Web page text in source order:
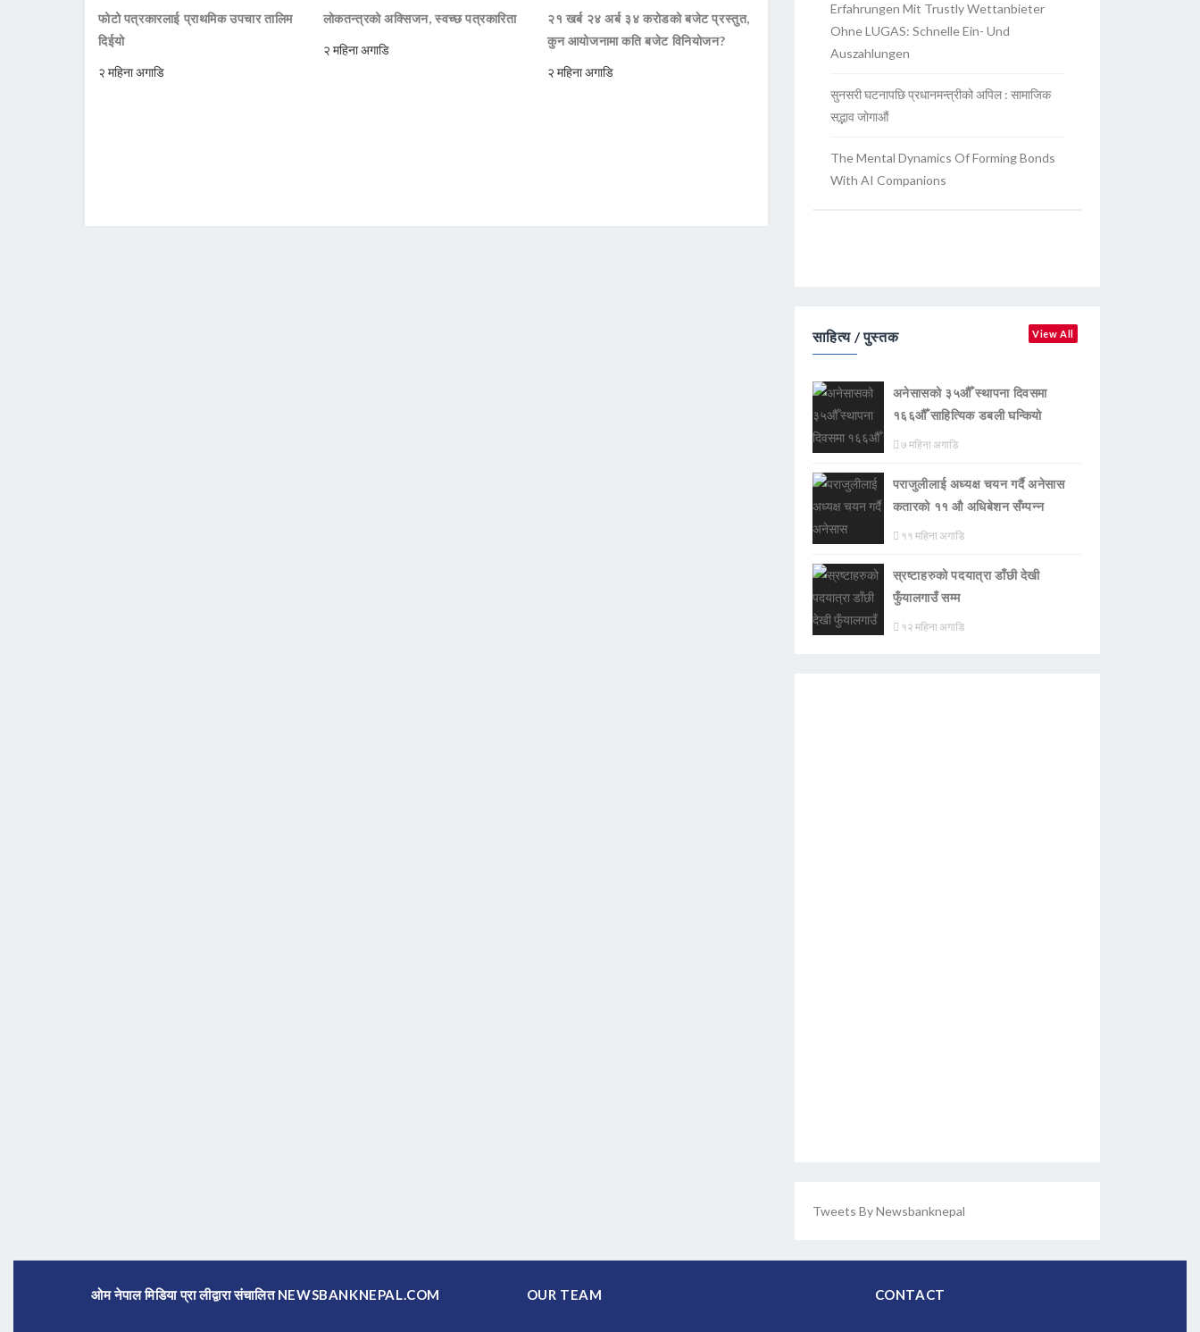
फोटो पत्रकारलाई प्राथमिक उपचार तालिम
दिईयो
२ महिना अगाडि
लोकतन्त्रको अक्सिजन, स्वच्छ पत्रकारिता
२ महिना अगाडि
२१ खर्ब २४ अर्ब ३४ करोडको बजेट प्रस्तुत,
कुन आयोजनामा कति बजेट विनियोजन?
२ महिना अगाडि
Erfahrungen Mit Trustly Wettanbieter
Ohne LUGAS: Schnelle Ein- Und
Auszahlungen
सुनसरी घटनापछि प्रधानमन्त्रीको अपिल : सामाजिक
सद्भाव जोगाऔं
The Mental Dynamics Of Forming Bonds
With AI Companions
साहित्य / पुस्तक View All
अनेसासको ३५औँ स्थापना दिवसमा
१६६औँ साहित्यिक डबली घन्कियाे
७ महिना अगाडि
पराजुलीलाई अध्यक्ष चयन गर्दै अनेसास
कतारको ११ औ अधिबेशन सँम्पन्न
११ महिना अगाडि
स्रष्टाहरुको पदयात्रा डाँछी देखी
फुँयालगाउँ सम्म
१२ महिना अगाडि
Tweets By Newsbanknepal
ओम नेपाल मिडिया प्रा लीद्वारा संचालित NEWSBANKNEPAL.COM OUR TEAM CONTACT